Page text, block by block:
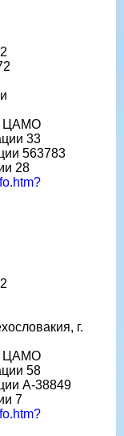
ЦАМО
33
563783
28
г.
ЦАМО
58
А-38849
7